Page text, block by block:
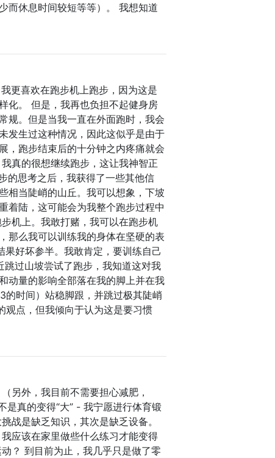
而休息时间较短等等）。 我想知道
更喜欢在跑步机上跑步，因为这是
化。 但是，我再也负担不起健身房
规。但是当我一直在外面跑时，我会
发生过这种情况，因此这似乎是由于
，跑步结束后的十分钟之内疼痛就会
真的很想继续跑步，这让我神智正
的思考之后，我获得了一些其他信
相当陡峭的山丘。我可以想象，下坡
着陆，这可能会为我整个跑步过程中
机上。我敢打赌，我可以在跑步机
那么我可以训练我的身体在坚硬的表
好坏参半。我敢肯定，要训练自己
过山坡尝试了跑步，我知道这对我
动量的影响全部落在我的脚上并在我
时间）站稳脚跟，并跳过极其陡峭
观点，但我倾向于认为这是要习惯
另外，我目前不需要担心减肥，
是真的变得“大” - 我宁愿进行体育锻
战是缺乏知识，其次是缺乏设备。
应该在家里做些什么练习才能变得
？ 到目前为止，我几乎只是做了零